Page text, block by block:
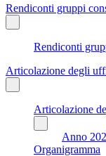
Rendiconti gruppi
Rendiconti
Articolazione degli
Articolazione
Anno
Organigramma